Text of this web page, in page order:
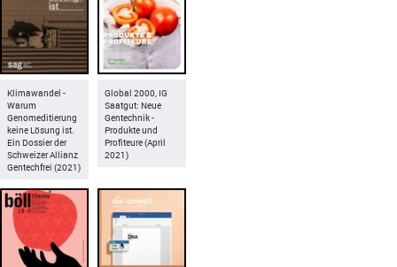
Klimawandel -
Warum
Genomeditierung
keine Lösung ist.
Ein Dossier der
Schweizer Allianz
Gentechfrei (2021)
Global 2000, IG
Saatgut: Neue
Gentechnik -
Produkte und
Profiteure (April
2021)